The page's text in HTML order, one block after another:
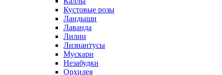
Кустовые розы
Ландыши
Лаванда
Лилии
Лизиантусы
Мускари
Незабудки
Орхидея